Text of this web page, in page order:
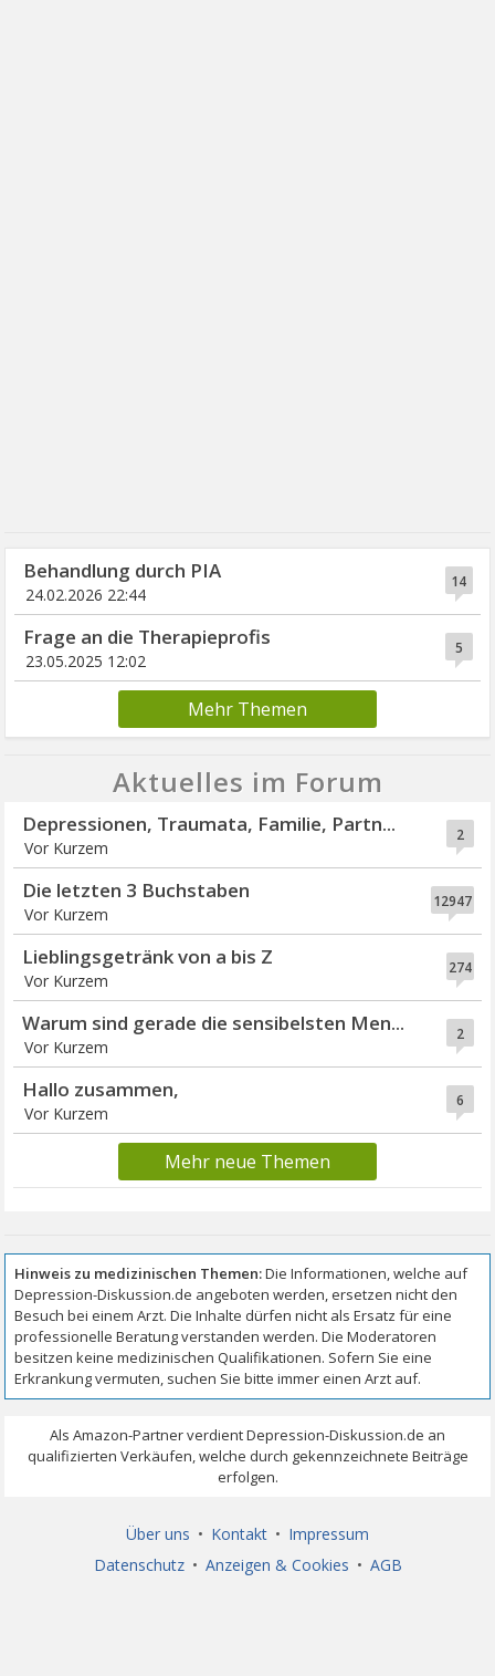
14
Behandlung durch PIA
24.02.2026 22:44
5
Frage an die Therapieprofis
23.05.2025 12:02
Mehr Themen
Aktuelles im Forum
2
Depressionen, Traumata, Familie, Partn...
Vor Kurzem
12947
Die letzten 3 Buchstaben
Vor Kurzem
274
Lieblingsgetränk von a bis Z
Vor Kurzem
2
Warum sind gerade die sensibelsten Men...
Vor Kurzem
6
Hallo zusammen,
Vor Kurzem
Mehr neue Themen
Über uns • Kontakt • Impressum
Datenschutz • Anzeigen & Cookies • AGB